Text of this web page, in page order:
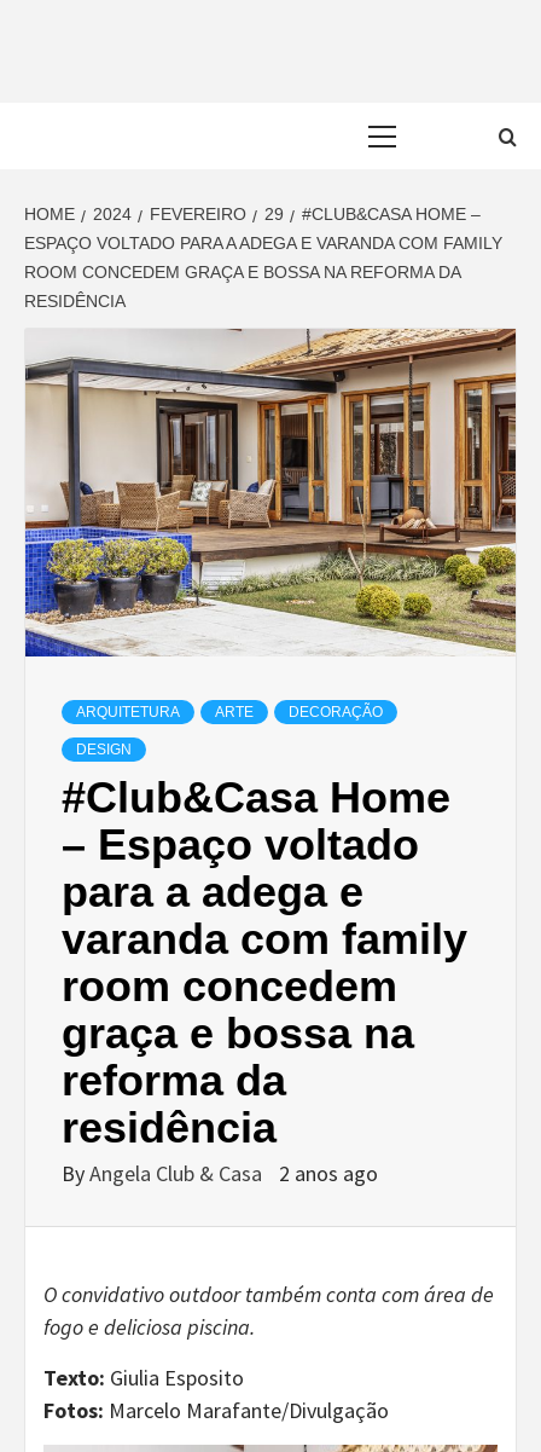
HOME 2024 FEVEREIRO 29
#CLUB&CASA HOME –
ESPAÇO VOLTADO PARA A ADEGA E VARANDA COM FAMILY
ROOM CONCEDEM GRAÇA E BOSSA NA REFORMA DA
RESIDÊNCIA
ARQUITETURA ARTE DECORAÇÃO
DESIGN
#Club&Casa Home
– Espaço voltado
para a adega e
varanda com family
room concedem
graça e bossa na
reforma da
residência
ByAngela Club & Casa 2 anos ago
O convidativo outdoor também conta com área de
fogo e deliciosa piscina.
Texto: Giulia Esposito
Fotos: Marcelo Marafante/Divulgação